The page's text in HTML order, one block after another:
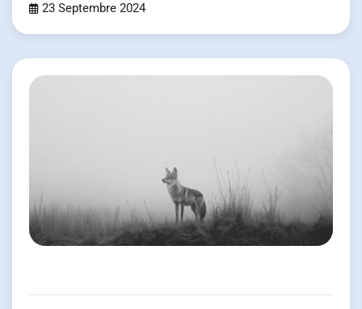
23 Septembre 2024